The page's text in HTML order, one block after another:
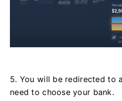
5. You will be redirected to
need to choose your bank.